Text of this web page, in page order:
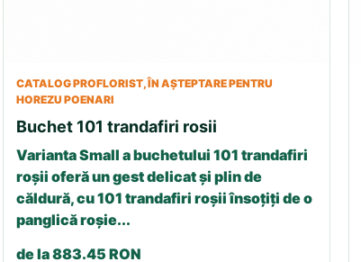
CATALOG PROFLORIST, ÎN AȘTEPTARE PENTRU
HOREZU POENARI
Buchet 101 trandafiri rosii
Varianta Small a buchetului 101 trandafiri
roșii oferă un gest delicat și plin de
căldură, cu 101 trandafiri roșii însoțiți de o
panglică roșie...
de la 883.45 RON